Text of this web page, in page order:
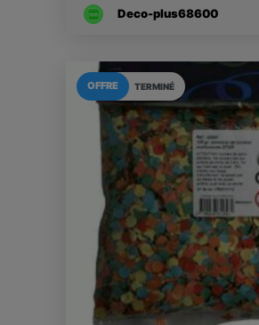
Deco-plus68600
TERMINÉ
OFFRE